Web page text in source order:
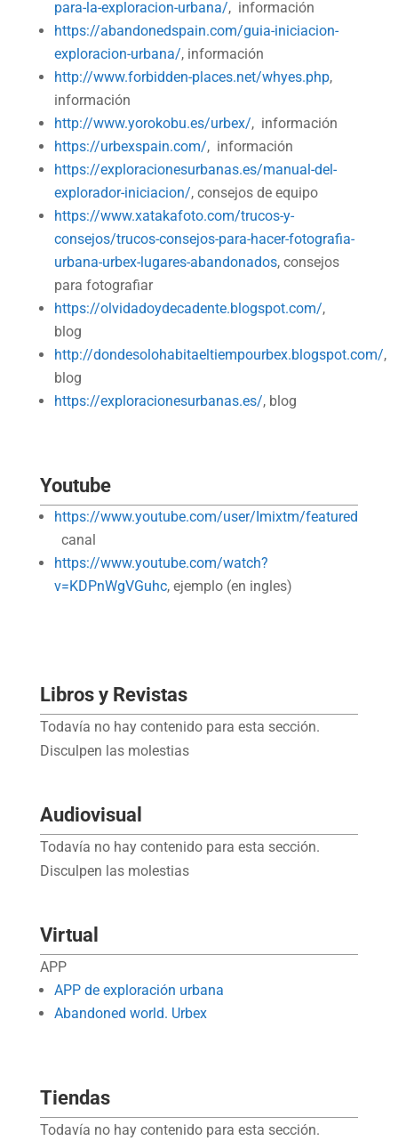
para-la-exploracion-urbana/, información
https://abandonedspain.com/guia-iniciacion-
exploracion-urbana/, información
http://www.forbidden-places.net/whyes.php,
información
http://www.yorokobu.es/urbex/, información
https://urbexspain.com/, información
https://exploracionesurbanas.es/manual-del-
explorador-iniciacion/, consejos de equipo
https://www.xatakafoto.com/trucos-y-
consejos/trucos-consejos-para-hacer-fotografia-
urbana-urbex-lugares-abandonados, consejos
para fotografiar
https://olvidadoydecadente.blogspot.com/,
blog
http://dondesolohabitaeltiempourbex.blogspot.com/,
blog
https://exploracionesurbanas.es/, blog
Youtube
https://www.youtube.com/user/Imixtm/featured
canal
https://www.youtube.com/watch?
v=KDPnWgVGuhc, ejemplo (en ingles)
Libros y Revistas
Todavía no hay contenido para esta sección.
Disculpen las molestias
Audiovisual
Todavía no hay contenido para esta sección.
Disculpen las molestias
Virtual
APP
APP de exploración urbana
Abandoned world. Urbex
Tiendas
Todavía no hay contenido para esta sección.